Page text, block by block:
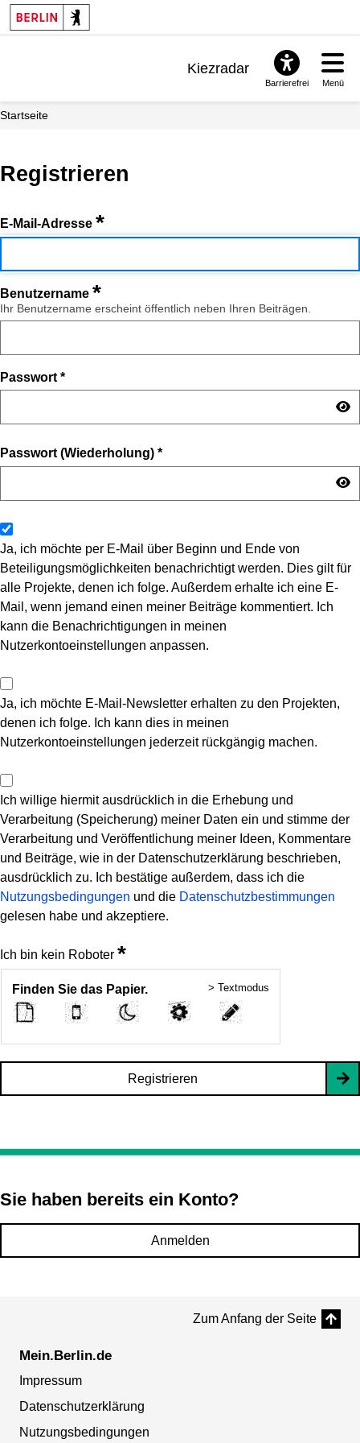
Kiezradar
Barrierefrei Menü
Startseite
Registrieren
E-Mail-Adresse *
Benutzername *
Ihr Benutzername erscheint öffentlich neben Ihren Beiträgen.
Passwort *
Passwort (Wiederholung) *
Ja, ich möchte per E-Mail über Beginn und Ende von
Beteiligungsmöglichkeiten benachrichtigt werden. Dies gilt für
alle Projekte, denen ich folge. Außerdem erhalte ich eine E-
Mail, wenn jemand einen meiner Beiträge kommentiert. Ich
kann die Benachrichtigungen in meinen
Nutzerkontoeinstellungen anpassen.
Ja, ich möchte E-Mail-Newsletter erhalten zu den Projekten,
denen ich folge. Ich kann dies in meinen
Nutzerkontoeinstellungen jederzeit rückgängig machen.
Ich willige hiermit ausdrücklich in die Erhebung und
Verarbeitung (Speicherung) meiner Daten ein und stimme der
Verarbeitung und Veröffentlichung meiner Ideen, Kommentare
und Beiträge, wie in der Datenschutzerklärung beschrieben,
ausdrücklich zu. Ich bestätige außerdem, dass ich die
Nutzungsbedingungen und die Datenschutzbestimmungen
gelesen habe und akzeptiere.
Ich bin kein Roboter *
Finden Sie das Papier. > Textmodus
Registrieren
Sie haben bereits ein Konto?
Anmelden
Zum Anfang der Seite
Mein.Berlin.de
Impressum
Datenschutzerklärung
Nutzungsbedingungen